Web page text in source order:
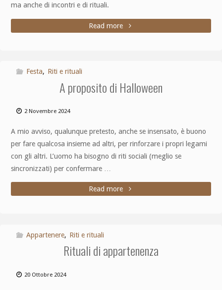
ma anche di incontri e di rituali.
Read more
Festa, Riti e rituali
A proposito di Halloween
2 Novembre 2024
A mio avviso, qualunque pretesto, anche se insensato, è buono
per fare qualcosa insieme ad altri, per rinforzare i propri legami
con gli altri. L’uomo ha bisogno di riti sociali (meglio se
sincronizzati) per confermare …
Read more
Appartenere, Riti e rituali
Rituali di appartenenza
20 Ottobre 2024